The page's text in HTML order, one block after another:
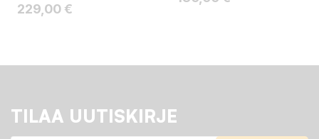
Hinta
229,00 €
TILAA UUTISKIRJE